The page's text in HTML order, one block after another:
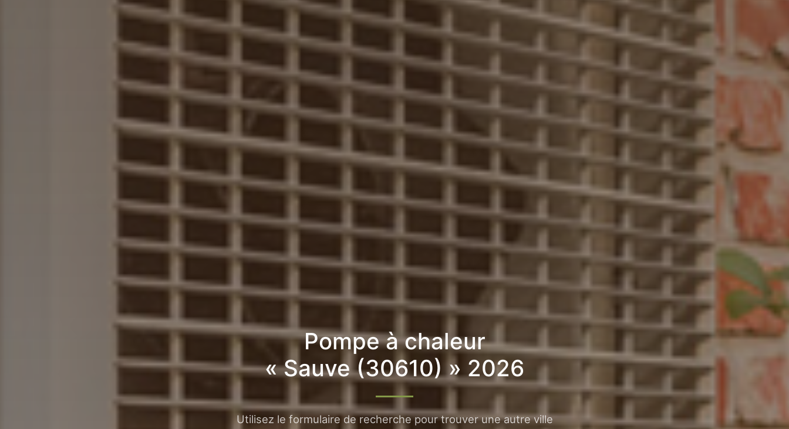
Pompe à chaleur
« Sauve (30610) » 2026
Utilisez le formulaire de recherche pour trouver une autre ville